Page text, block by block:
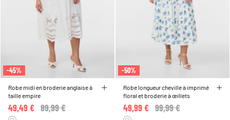
-45%
Robe midi en broderie anglaise à
taille empire
Price reduced from
89,99 €
49,49 €
-50%
Robe longueur cheville à imprimé
floral et broderie à œillets
Price reduced from
99,99 €
49,99 €